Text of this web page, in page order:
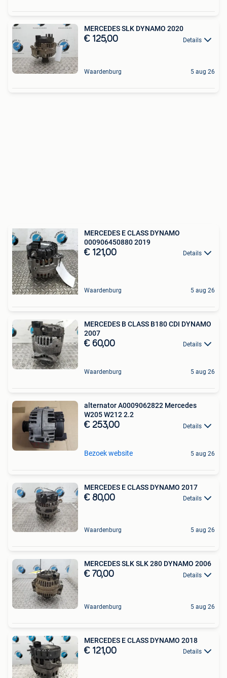
MERCEDES SLK DYNAMO 2020
€ 125,00 Details
Waardenburg 5 aug 26
MERCEDES E CLASS DYNAMO
000906450880 2019
€ 121,00 Details
Waardenburg 5 aug 26
MERCEDES B CLASS B180 CDI DYNAMO
2007
€ 60,00 Details
Waardenburg 5 aug 26
alternator A0009062822 Mercedes
W205 W212 2.2
€ 253,00 Details
Bezoek website 5 aug 26
MERCEDES E CLASS DYNAMO 2017
€ 80,00 Details
Waardenburg 5 aug 26
MERCEDES SLK SLK 280 DYNAMO 2006
€ 70,00 Details
Waardenburg 5 aug 26
MERCEDES E CLASS DYNAMO 2018
€ 121,00 Details